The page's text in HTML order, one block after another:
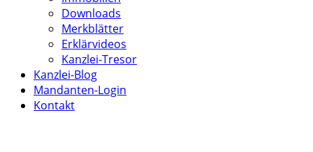
Downloads
Merkblätter
Erklärvideos
Kanzlei-Tresor
Kanzlei-Blog
Mandanten-Login
Kontakt